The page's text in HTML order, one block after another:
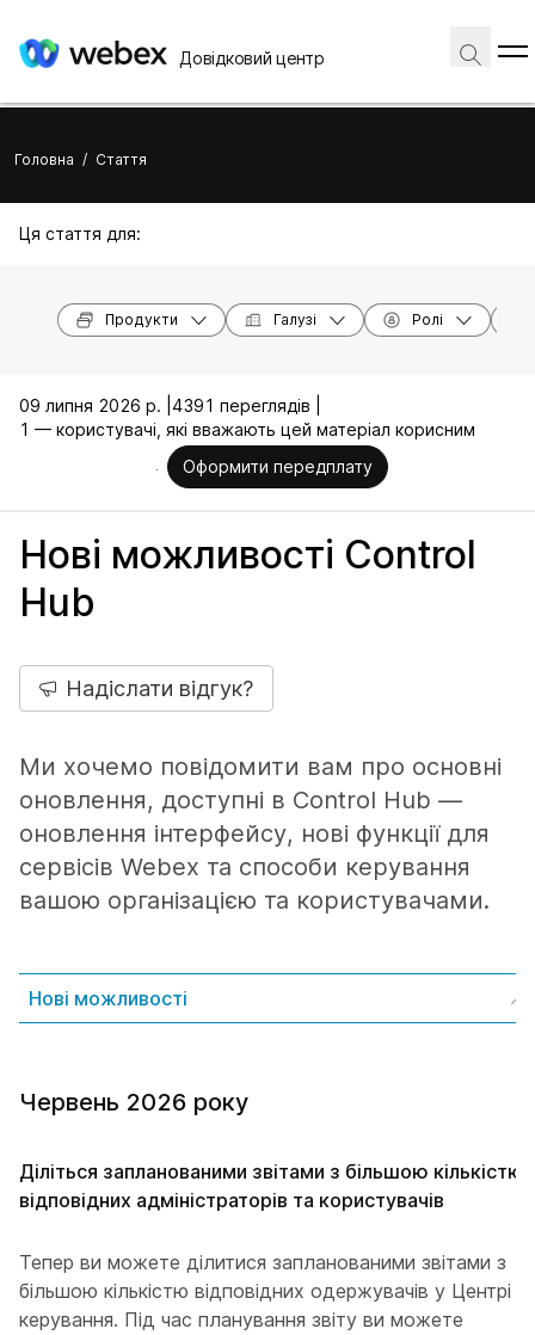
Довідковий центр
Головна / Стаття
Ця стаття для:
Продукти Галузі Ролі
09 липня 2026 р. | 4391 переглядів |
1 — користувачі, які вважають цей матеріал корисним
Оформити передплату
Нові можливості Control
Hub
Надіслати відгук?
Ми хочемо повідомити вам про основні
оновлення, доступні в Control Hub —
оновлення інтерфейсу, нові функції для
сервісів Webex та способи керування
вашою організацією та користувачами.
Нові можливості
Червень 2026 року
Діліться запланованими звітами з більшою кількістю
відповідних адміністраторів та користувачів
Тепер ви можете ділитися запланованими звітами з
більшою кількістю відповідних одержувачів у Центрі
керування. Під час планування звіту ви можете